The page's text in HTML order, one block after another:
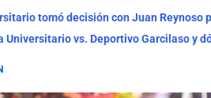
tomó decisión con Juan Reynoso
Universitario vs. Deportivo Garcilaso y